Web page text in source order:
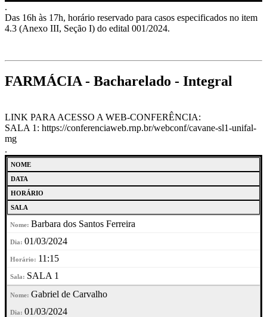
.
Das 16h às 17h, horário reservado para casos especificados no item
4.3 (Anexo III, Seção I) do edital 001/2024.
FARMÁCIA - Bacharelado - Integral
LINK PARA ACESSO A WEB-CONFERÊNCIA:
SALA 1: https://conferenciaweb.rnp.br/webconf/cavane-sl1-unifal-
mg
.
NOME
DATA
HORÁRIO
SALA
Barbara dos Santos Ferreira
01/03/2024
11:15
SALA 1
Gabriel de Carvalho
01/03/2024